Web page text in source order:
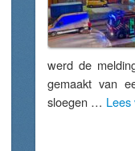
werd de
gemaakt van
sloegen … Lees